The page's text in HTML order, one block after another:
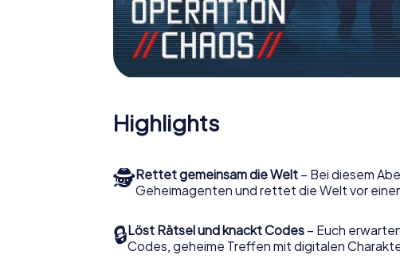
Highlights
🕵Rettet gemeinsam die Welt – Bei diesem
Geheimagenten und rettet die Welt vor
🔒Löst Rätsel und knackt Codes – Euch
Codes, geheime Treffen mit digitalen